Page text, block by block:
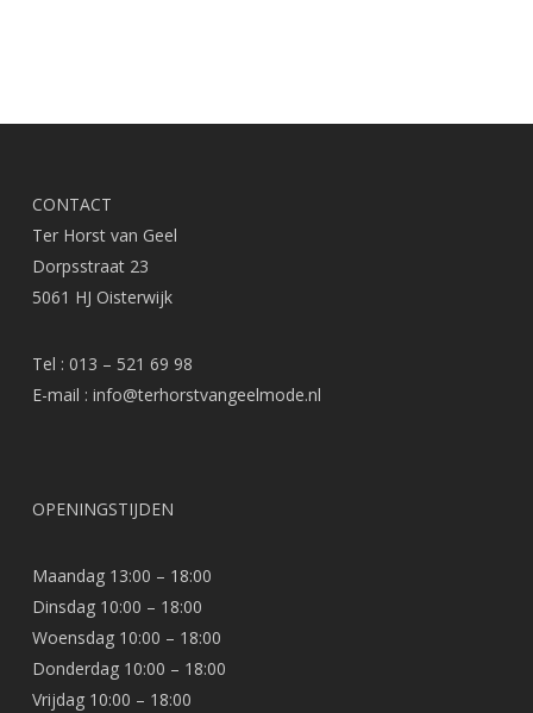
CONTACT
Ter Horst van Geel
Dorpsstraat 23
5061 HJ Oisterwijk
Tel : 013 – 521 69 98
E-mail : info@terhorstvangeelmode.nl
OPENINGSTIJDEN
Maandag 13:00 – 18:00
Dinsdag 10:00 – 18:00
Woensdag 10:00 – 18:00
Donderdag 10:00 – 18:00
Vrijdag 10:00 – 18:00